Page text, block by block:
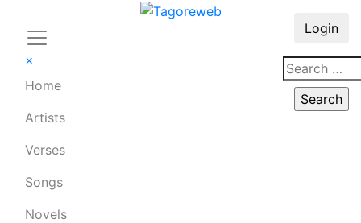
×
Home
Artists
Verses
Songs
Novels
Login